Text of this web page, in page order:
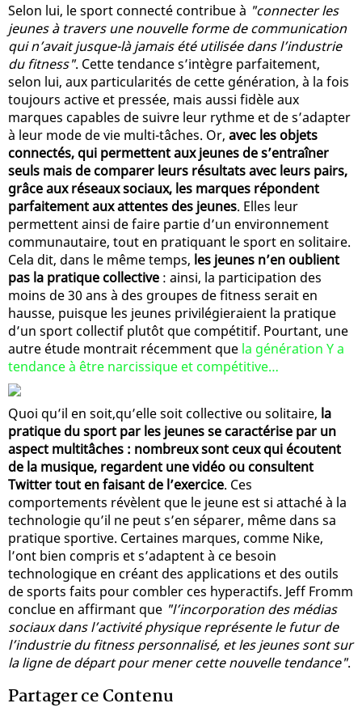
Selon lui, le sport connecté contribue à "connecter les
jeunes à travers une nouvelle forme de communication
qui n’avait jusque-là jamais été utilisée dans l’industrie
du fitness". Cette tendance s’intègre parfaitement,
selon lui, aux particularités de cette génération, à la fois
toujours active et pressée, mais aussi fidèle aux
marques capables de suivre leur rythme et de s’adapter
à leur mode de vie multi-tâches. Or, avec les objets
connectés, qui permettent aux jeunes de s’entraîner
seuls mais de comparer leurs résultats avec leurs pairs,
grâce aux réseaux sociaux, les marques répondent
parfaitement aux attentes des jeunes. Elles leur
permettent ainsi de faire partie d’un environnement
communautaire, tout en pratiquant le sport en solitaire.
Cela dit, dans le même temps, les jeunes n’en oublient
pas la pratique collective : ainsi, la participation des
moins de 30 ans à des groupes de fitness serait en
hausse, puisque les jeunes privilégieraient la pratique
d’un sport collectif plutôt que compétitif. Pourtant, une
autre étude montrait récemment que la génération Y a
tendance à être narcissique et compétitive…
Quoi qu’il en soit,qu’elle soit collective ou solitaire, la
pratique du sport par les jeunes se caractérise par un
aspect multitâches : nombreux sont ceux qui écoutent
de la musique, regardent une vidéo ou consultent
Twitter tout en faisant de l’exercice. Ces
comportements révèlent que le jeune est si attaché à la
technologie qu’il ne peut s’en séparer, même dans sa
pratique sportive. Certaines marques, comme Nike,
l’ont bien compris et s’adaptent à ce besoin
technologique en créant des applications et des outils
de sports faits pour combler ces hyperactifs. Jeff Fromm
conclue en affirmant que "l’incorporation des médias
sociaux dans l’activité physique représente le futur de
l’industrie du fitness personnalisé, et les jeunes sont sur
la ligne de départ pour mener cette nouvelle tendance".
Partager ce Contenu